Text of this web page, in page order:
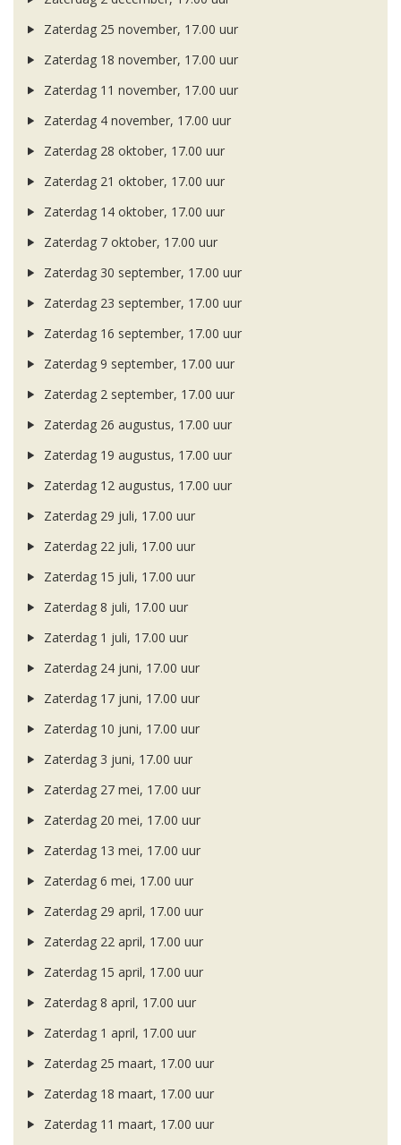
Zaterdag 25 november, 17.00 uur
Zaterdag 18 november, 17.00 uur
Zaterdag 11 november, 17.00 uur
Zaterdag 4 november, 17.00 uur
Zaterdag 28 oktober, 17.00 uur
Zaterdag 21 oktober, 17.00 uur
Zaterdag 14 oktober, 17.00 uur
Zaterdag 7 oktober, 17.00 uur
Zaterdag 30 september, 17.00 uur
Zaterdag 23 september, 17.00 uur
Zaterdag 16 september, 17.00 uur
Zaterdag 9 september, 17.00 uur
Zaterdag 2 september, 17.00 uur
Zaterdag 26 augustus, 17.00 uur
Zaterdag 19 augustus, 17.00 uur
Zaterdag 12 augustus, 17.00 uur
Zaterdag 29 juli, 17.00 uur
Zaterdag 22 juli, 17.00 uur
Zaterdag 15 juli, 17.00 uur
Zaterdag 8 juli, 17.00 uur
Zaterdag 1 juli, 17.00 uur
Zaterdag 24 juni, 17.00 uur
Zaterdag 17 juni, 17.00 uur
Zaterdag 10 juni, 17.00 uur
Zaterdag 3 juni, 17.00 uur
Zaterdag 27 mei, 17.00 uur
Zaterdag 20 mei, 17.00 uur
Zaterdag 13 mei, 17.00 uur
Zaterdag 6 mei, 17.00 uur
Zaterdag 29 april, 17.00 uur
Zaterdag 22 april, 17.00 uur
Zaterdag 15 april, 17.00 uur
Zaterdag 8 april, 17.00 uur
Zaterdag 1 april, 17.00 uur
Zaterdag 25 maart, 17.00 uur
Zaterdag 18 maart, 17.00 uur
Zaterdag 11 maart, 17.00 uur